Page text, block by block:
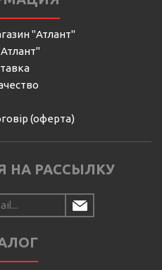
"Атлант"
(оферта)
НА РАССЫЛКУ